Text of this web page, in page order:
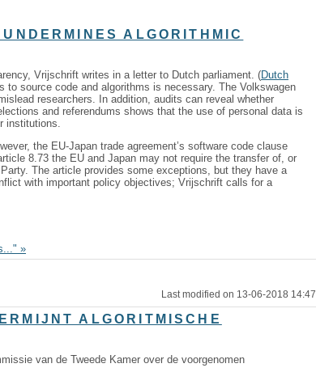
ALGORITHMIC
Vrijschrift writes in a letter to Dutch parliament. (Dutch
source code and algorithms is necessary. The Volkswagen
researchers. In addition, audits can reveal whether
and referendums shows that the use of personal data is
institutions.
the EU-Japan trade agreement’s software code clause
8.73 the EU and Japan may not require the transfer of, or
The article provides some exceptions, but they have a
with important policy objectives; Vrijschrift calls for a
»
Last modified on 13-06-2018 14:47
ALGORITMISCHE
van de Tweede Kamer over de voorgenomen